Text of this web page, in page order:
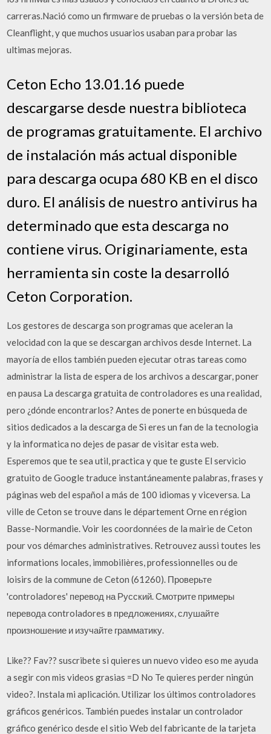
carreras.Nació como un firmware de pruebas o la versión beta de
Cleanflight, y que muchos usuarios usaban para probar las
ultimas mejoras.
Ceton Echo 13.01.16 puede
descargarse desde nuestra biblioteca
de programas gratuitamente. El archivo
de instalación más actual disponible
para descarga ocupa 680 KB en el disco
duro. El análisis de nuestro antivirus ha
determinado que esta descarga no
contiene virus. Originariamente, esta
herramienta sin coste la desarrolló
Ceton Corporation.
Los gestores de descarga son programas que aceleran la
velocidad con la que se descargan archivos desde Internet. La
mayoría de ellos también pueden ejecutar otras tareas como
administrar la lista de espera de los archivos a descargar, poner
en pausa La descarga gratuita de controladores es una realidad,
pero ¿dónde encontrarlos? Antes de ponerte en búsqueda de
sitios dedicados a la descarga de Si eres un fan de la tecnologia
y la informatica no dejes de pasar de visitar esta web.
Esperemos que te sea util, practica y que te guste El servicio
gratuito de Google traduce instantáneamente palabras, frases y
páginas web del español a más de 100 idiomas y viceversa. La
ville de Ceton se trouve dans le département Orne en région
Basse-Normandie. Voir les coordonnées de la mairie de Ceton
pour vos démarches administratives. Retrouvez aussi toutes les
informations locales, immobilières, professionnelles ou de
loisirs de la commune de Ceton (61260). Проверьте
'controladores' перевод на Русский. Смотрите примеры
перевода controladores в предложениях, слушайте
произношение и изучайте грамматику.
Like?? Fav?? suscribete si quieres un nuevo video eso me ayuda
a segir con mis videos grasias =D No Te quieres perder ningún
video?. Instala mi aplicación. Utilizar los últimos controladores
gráficos genéricos. También puedes instalar un controlador
gráfico genérico desde el sitio Web del fabricante de la tarjeta